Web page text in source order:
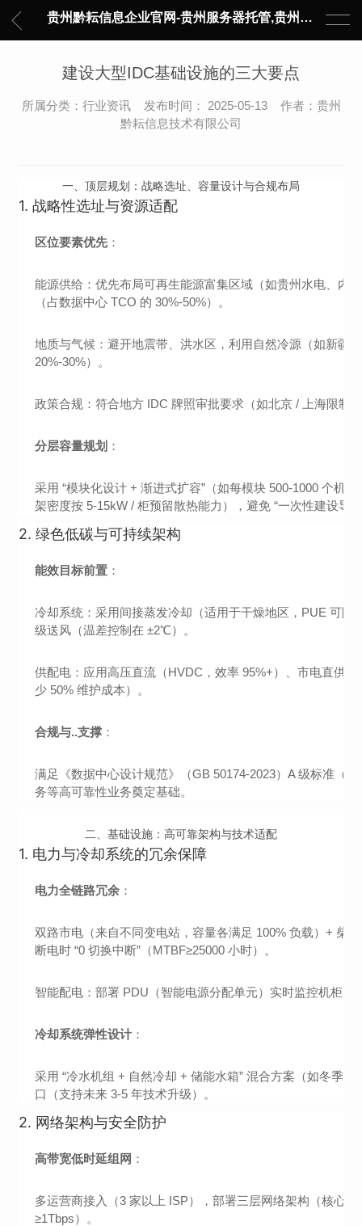
贵州黔耘信息企业官网-贵州服务器托管,贵州主机托管,云服务器托管,数据中心托管,网络设备托管,服务器租用,托管服务提供商,服务器管理-黔耘信息 贵州数据中心机柜租用-专业贵州IDC托管服务器维修
建设大型IDC基础设施的三大要点
所属分类：行业资讯 发布时间： 2025-05-13 作者：贵州
黔耘信息技术有限公司
一、顶层规划：战略选址、容量设计与合规布局
1.战略性选址与资源适配
区位要素优先：
能源供给：优先布局可再生能源富集区域（如贵州水电、内
（占数据中心 TCO 的 30%-50%）。
地质与气候：避开地震带、洪水区，利用自然冷源（如新疆
20%-30%）。
政策合规：符合地方 IDC 牌照审批要求（如北京 / 上海限制
分层容量规划 ：
采用 “模块化设计 + 渐进式扩容”（如每模块 500-1000 个机
架密度按 5-15kW / 柜预留散热能力），避免 “一次性建设导
2.绿色低碳与可持续架构
能效目标前置 ：
冷却系统：采用间接蒸发冷却（适用于干燥地区，PUE 可
级送风（温差控制在 ±2℃）。
供配电：应用高压直流（HVDC，效率 95%+）、市电直供
少 50% 维护成本）。
合规与..支撑 ：
满足《数据中心设计规范》（GB 50174-2023）A 级标准（
务等高可靠性业务奠定基础。
二、基础设施：高可靠架构与技术适配
1. 电力与冷却系统的冗余保障
电力全链路冗余 ：
双路市电（来自不同变电站，容量各满足 100% 负载）+ 柴
断电时 “0 切换中断”（MTBF≥25000 小时）。
智能配电：部署 PDU（智能电源分配单元）实时监控机柜
冷却系统弹性设计 ：
采用 “冷水机组 + 自然冷却 + 储能水箱” 混合方案（如冬季
口（支持未来 3-5 年技术升级）。
2. 网络架构与安全防护
高带宽低时延组网 ：
多运营商接入（3 家以上 ISP），部署三层网络架构（核心
≥1Tbps）。